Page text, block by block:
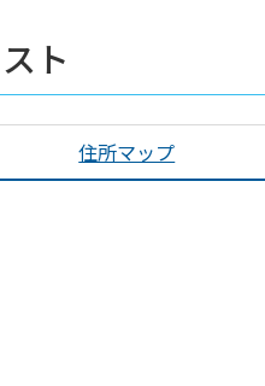
ト
住所マップ